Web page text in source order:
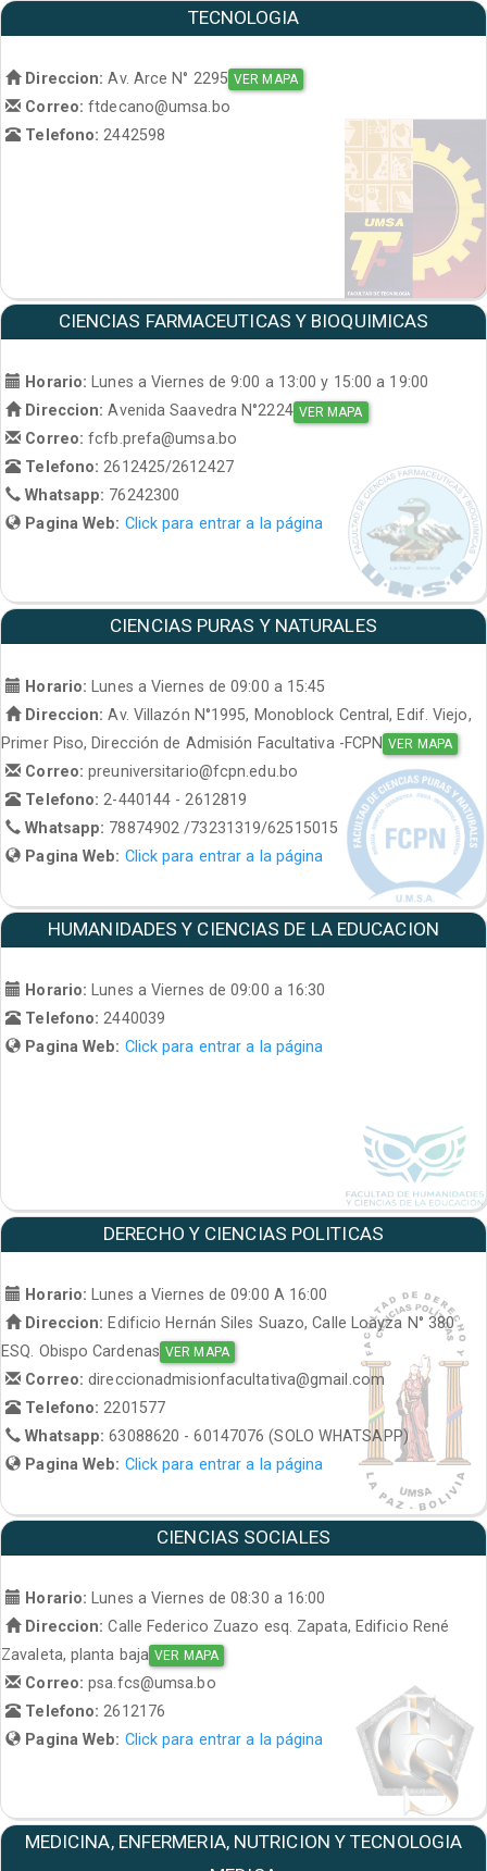
TECNOLOGIA
Direccion: Av. Arce N° 2295 VER MAPA
Correo:ftdecano@umsa.bo
Telefono: 2442598
CIENCIAS FARMACEUTICAS Y BIOQUIMICAS
Horario: Lunes a Viernes de 9:00 a 13:00 y 15:00 a 19:00
Direccion: Avenida Saavedra N°2224 VER MAPA
Correo:fcfb.prefa@umsa.bo
Telefono:2612425/2612427
Whatsapp: 76242300
Pagina Web: Click para entrar a la página
CIENCIAS PURAS Y NATURALES
Horario:
Lunes a Viernes de 09:00 a 15:45
Direccion: Av. Villazón N°1995, Monoblock Central, Edif. Viejo,
Primer Piso, Dirección de Admisión Facultativa -FCPN VER MAPA
Correo:preuniversitario@fcpn.edu.bo
Telefono: 2-440144 - 2612819
Whatsapp: 78874902 /73231319/62515015
Pagina Web: Click para entrar a la página
HUMANIDADES Y CIENCIAS DE LA EDUCACION
Horario: Lunes a Viernes de 09:00 a 16:30
Telefono:2440039
Pagina Web: Click para entrar a la página
DERECHO Y CIENCIAS POLITICAS
Horario:
Lunes a Viernes de 09:00 A 16:00
Direccion: Edificio Hernán Siles Suazo, Calle Loayza N° 380
ESQ. Obispo Cardenas VER MAPA
Correo:direccionadmisionfacultativa@gmail.com
Telefono: 2201577
Whatsapp:63088620 - 60147076 (SOLO WHATSAPP)
Pagina Web: Click para entrar a la página
CIENCIAS SOCIALES
Horario:
Lunes a Viernes de 08:30 a 16:00
Direccion: Calle Federico Zuazo esq. Zapata, Edificio René
Zavaleta, planta baja VER MAPA
Correo:psa.fcs@umsa.bo
Telefono: 2612176
Pagina Web: Click para entrar a la página
MEDICINA, ENFERMERIA, NUTRICION Y TECNOLOGIA